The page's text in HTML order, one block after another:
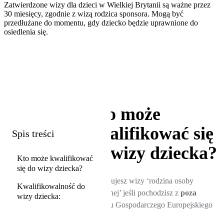
Zatwierdzone wizy dla dzieci w Wielkiej Brytanii są ważne przez
30 miesięcy, zgodnie z wizą rodzica sponsora. Mogą być
przedłużane do momentu, gdy dziecko będzie uprawnione do
osiedlenia się.
Spis treści
Kto może kwalifikować
się do wizy dziecka?
Kwalifikowalność do
wizy dziecka:
Kto może
kwalifikować się
do wizy dziecka?
Potrzebujesz wizy ‘rodzina osoby
osiedlonej’ jeśli pochodzisz z poza
Obszaru Gospodarczego Europejskiego